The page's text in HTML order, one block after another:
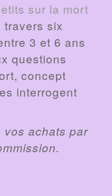
sur la mort
travers six
3 et 6 ans
questions
concept
interrogent
vos achats par